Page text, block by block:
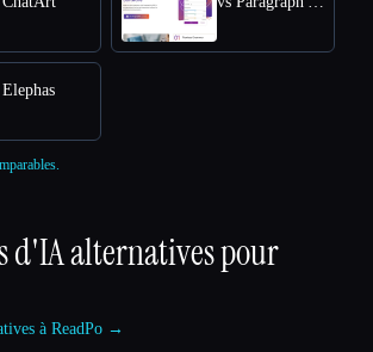
d'IA alternatives pour
à ReadPo →